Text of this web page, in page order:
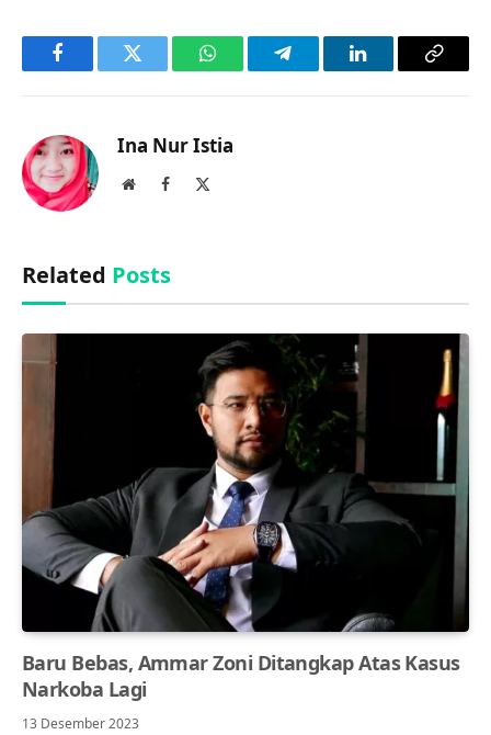
FacebookTwitter WhatsAppTelegramLinkedInCopy
Ina Nur Istia
WebsiteFacebook
Related Posts
Baru Bebas, Ammar Zoni Ditangkap Atas Kasus
Narkoba Lagi
13 Desember 2023